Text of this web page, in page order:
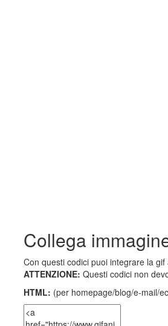
Collega
Con questi codici puoi integrare la
ATTENZIONE: Questi codici non
HTML: (per homepage/blog/e-mail/